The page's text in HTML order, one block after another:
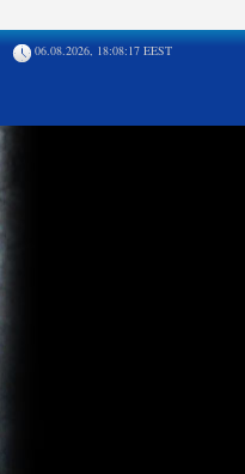
06.08.2026, 18:08:17 EEST